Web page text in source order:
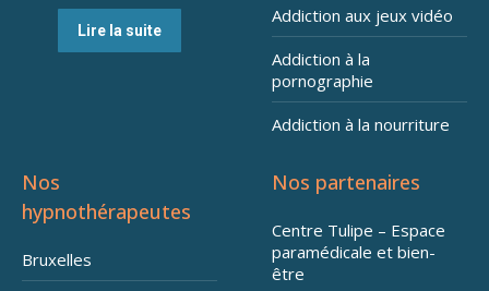
Lire la suite
Addiction aux jeux vidéo
Addiction à la
pornographie
Addiction à la nourriture
Nos
hypnothérapeutes
Bruxelles
Nos partenaires
Centre Tulipe – Espace
paramédicale et bien-
être